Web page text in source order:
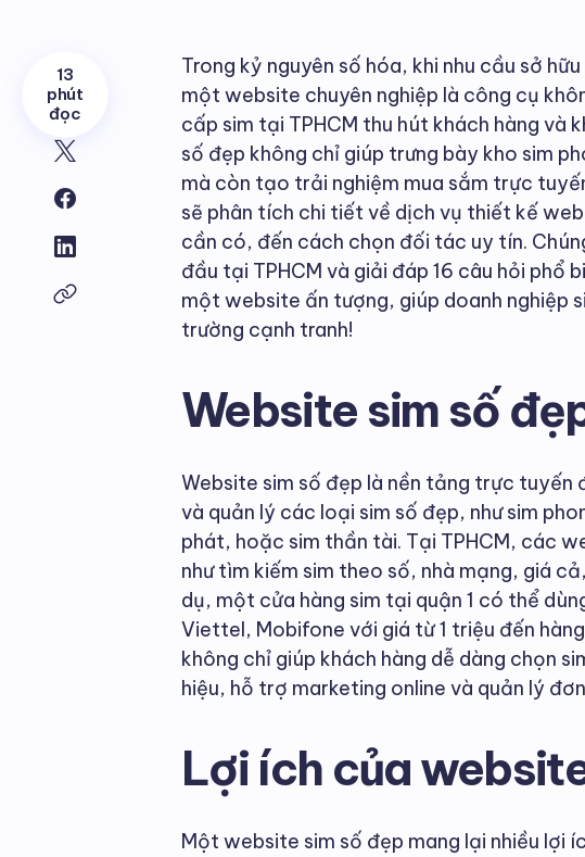
13
phút
đọc
Trong kỷ nguyên số hóa, khi nhu cầu sở
một website chuyên nghiệp là công cụ
cấp sim tại TPHCM thu hút khách hàng và
số đẹp không chỉ giúp trưng bày kho sim
mà còn tạo trải nghiệm mua sắm trực
sẽ phân tích chi tiết về dịch vụ thiết kế
cần có, đến cách chọn đối tác uy tín.
đầu tại TPHCM và giải đáp 16 câu hỏi phổ
một website ấn tượng, giúp doanh nghiệp
trường cạnh tranh!
Website sim số
Website sim số đẹp là nền tảng trực tuyến
và quản lý các loại sim số đẹp, như sim
phát, hoặc sim thần tài. Tại TPHCM, các
như tìm kiếm sim theo số, nhà mạng, giá
dụ, một cửa hàng sim tại quận 1 có thể
Viettel, Mobifone với giá từ 1 triệu đến
không chỉ giúp khách hàng dễ dàng chọn
hiệu, hỗ trợ marketing online và quản lý
Lợi ích của
Một website sim số đẹp mang lại nhiều lợi